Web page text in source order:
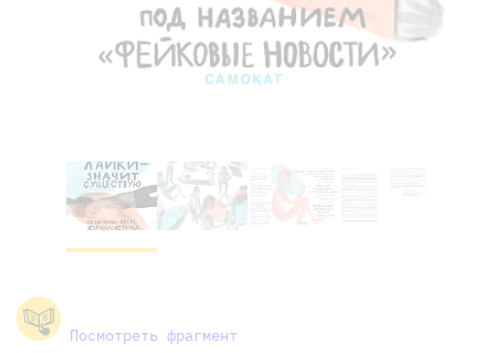
Посмотреть фрагмент